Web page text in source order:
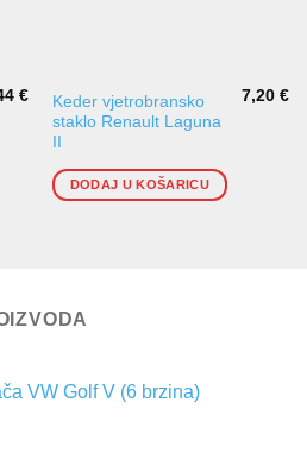
€
Keder vjetrobransko
staklo Renault Laguna
II
7,20€
DODAJ U KOŠARICU
VW Golf V (6 brzina)